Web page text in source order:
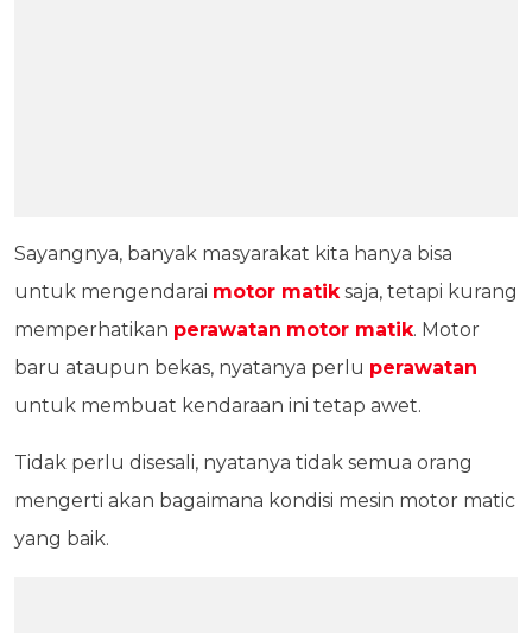
Sayangnya, banyak masyarakat kita hanya bisa
untuk mengendarai motor matik saja, tetapi kurang
memperhatikan perawatan motor matik. Motor
baru ataupun bekas, nyatanya perlu perawatan
untuk membuat kendaraan ini tetap awet.
Tidak perlu disesali, nyatanya tidak semua orang
mengerti akan bagaimana kondisi mesin motor matic
yang baik.